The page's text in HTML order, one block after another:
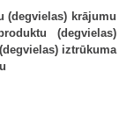
(degvielas) krājumu
(degvielas)
iztrūkuma